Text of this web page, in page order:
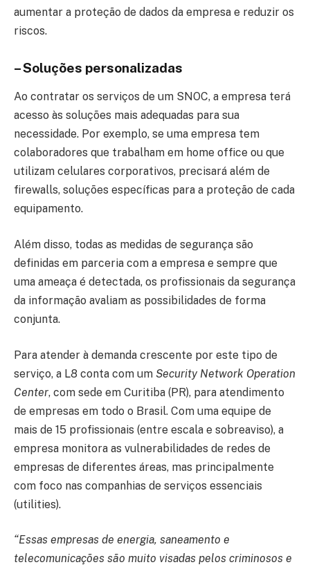
aumentar a proteção de dados da empresa e reduzir os
riscos.
– Soluções personalizadas
Ao contratar os serviços de um SNOC, a empresa terá
acesso às soluções mais adequadas para sua
necessidade. Por exemplo, se uma empresa tem
colaboradores que trabalham em home office ou que
utilizam celulares corporativos, precisará além de
firewalls, soluções específicas para a proteção de cada
equipamento.
Além disso, todas as medidas de segurança são
definidas em parceria com a empresa e sempre que
uma ameaça é detectada, os profissionais da segurança
da informação avaliam as possibilidades de forma
conjunta.
Para atender à demanda crescente por este tipo de
serviço, a L8 conta com um Security Network Operation
Center, com sede em Curitiba (PR), para atendimento
de empresas em todo o Brasil. Com uma equipe de
mais de 15 profissionais (entre escala e sobreaviso), a
empresa monitora as vulnerabilidades de redes de
empresas de diferentes áreas, mas principalmente
com foco nas companhias de serviços essenciais
(utilities).
“Essas empresas de energia, saneamento e
telecomunicações são muito visadas pelos criminosos e